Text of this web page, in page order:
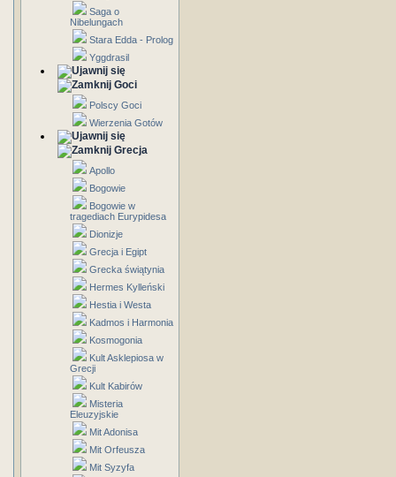
Saga o
Nibelungach
Stara Edda - Prolog
Yggdrasil
Goci
Polscy Goci
Wierzenia Gotów
Grecja
Apollo
Bogowie
Bogowie w
tragediach Eurypidesa
Dionizje
Grecja i Egipt
Grecka świątynia
Hermes Kylleński
Hestia i Westa
Kadmos i Harmonia
Kosmogonia
Kult Asklepiosa w
Grecji
Kult Kabirów
Misteria
Eleuzyjskie
Mit Adonisa
Mit Orfeusza
Mit Syzyfa